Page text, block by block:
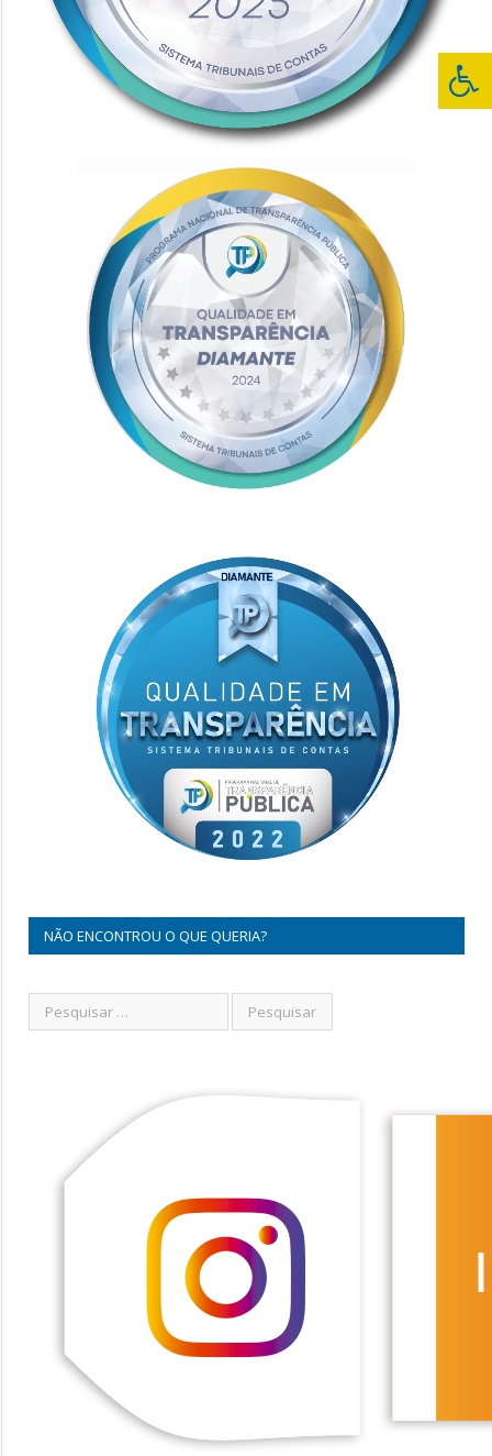
NÃO ENCONTROU O QUE QUERIA?